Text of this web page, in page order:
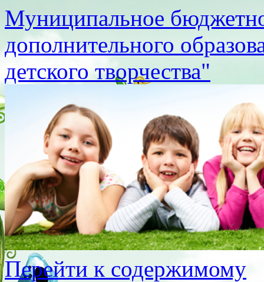
Муниципальное
дополнительного
детского творчества"
Перейти к содержимому